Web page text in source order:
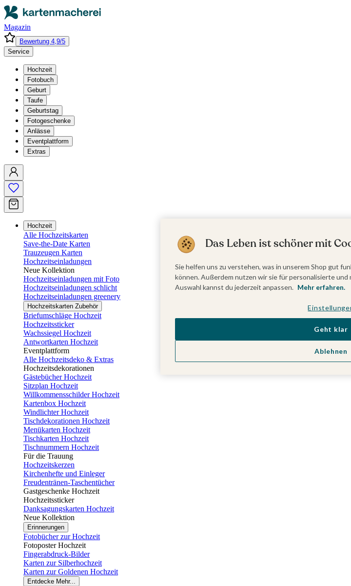
Magazin
Bewertung 4,9/5
Service
Hochzeit
Fotobuch
Geburt
Taufe
Geburtstag
Fotogeschenke
Anlässe
Eventplattform
Extras
Hochzeit
Alle Hochzeitskarten
Save-the-Date Karten
Trauzeugen Karten
Hochzeitseinladungen
Neue Kollektion
Hochzeitseinladungen mit Foto
Hochzeitseinladungen schlicht
Hochzeitseinladungen greenery
Hochzeitskarten Zubehör
Briefumschläge Hochzeit
Hochzeitssticker
Wachssiegel Hochzeit
Antwortkarten Hochzeit
Eventplattform
Alle Hochzeitsdeko & Extras
Hochzeitsdekorationen
Gästebücher Hochzeit
Sitzplan Hochzeit
Willkommensschilder Hochzeit
Kartenbox Hochzeit
Windlichter Hochzeit
Tischdekorationen Hochzeit
Menükarten Hochzeit
Tischkarten Hochzeit
Tischnummern Hochzeit
Für die Trauung
Hochzeitskerzen
Kirchenhefte und Einleger
Freudentränen-Taschentücher
Gastgeschenke Hochzeit
Hochzeitssticker
Danksagungskarten Hochzeit
Neue Kollektion
Erinnerungen
Fotobücher zur Hochzeit
Fotoposter Hochzeit
Fingerabdruck-Bilder
Karten zur Silberhochzeit
Karten zur Goldenen Hochzeit
Entdecke Mehr...
Das Leben ist schöner mit
Sie helfen uns zu verstehen, was in unserem Shop gut
können. Außerdem nutzen wir sie für personalisierte
Auswahl kannst du jederzeit anpassen. Mehr erfahren.
Ablehnen
Geht klar